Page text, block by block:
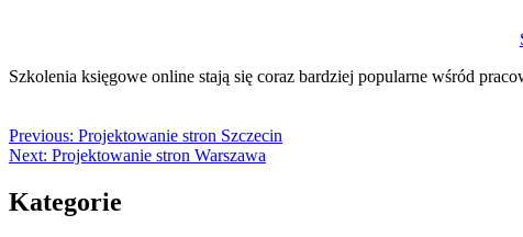
Szkolenia księgowe online stają się coraz bardziej popularne wśród
Previous: Projektowanie stron Szczecin
Next: Projektowanie stron Warszawa
Kategorie